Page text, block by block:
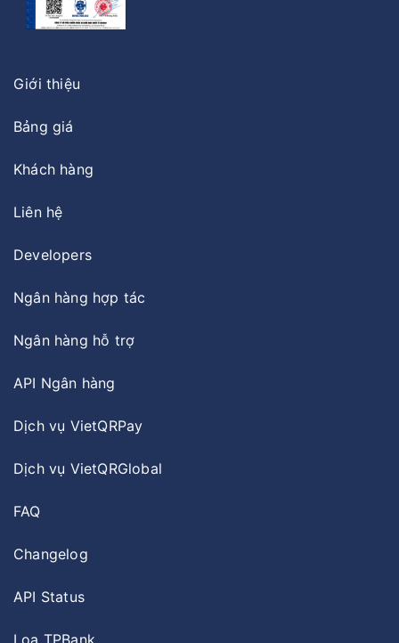
Giới thiệu
Bảng giá
Khách hàng
Liên hệ
Developers
Ngân hàng hợp tác
Ngân hàng hỗ trợ
API Ngân hàng
Dịch vụ VietQRPay
Dịch vụ VietQRGlobal
FAQ
Changelog
API Status